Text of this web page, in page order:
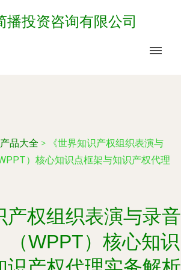
播投资咨询有限公司
产品大全 >
《世界知识产权组织表演与
）核心知识点框架与知识产权代理
产权组织表演与录音
（WPPT）核心知识